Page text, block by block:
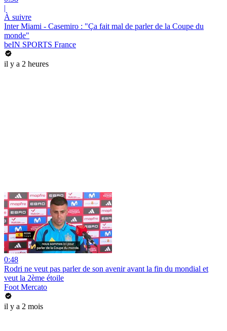
|
À suivre
Inter Miami - Casemiro : "Ça fait mal de parler de la Coupe du
monde"
beIN SPORTS France
il y a 2 heures
0:48
Rodri ne veut pas parler de son avenir avant la fin du mondial et
veut la 2ème étoile
Foot Mercato
il y a 2 mois